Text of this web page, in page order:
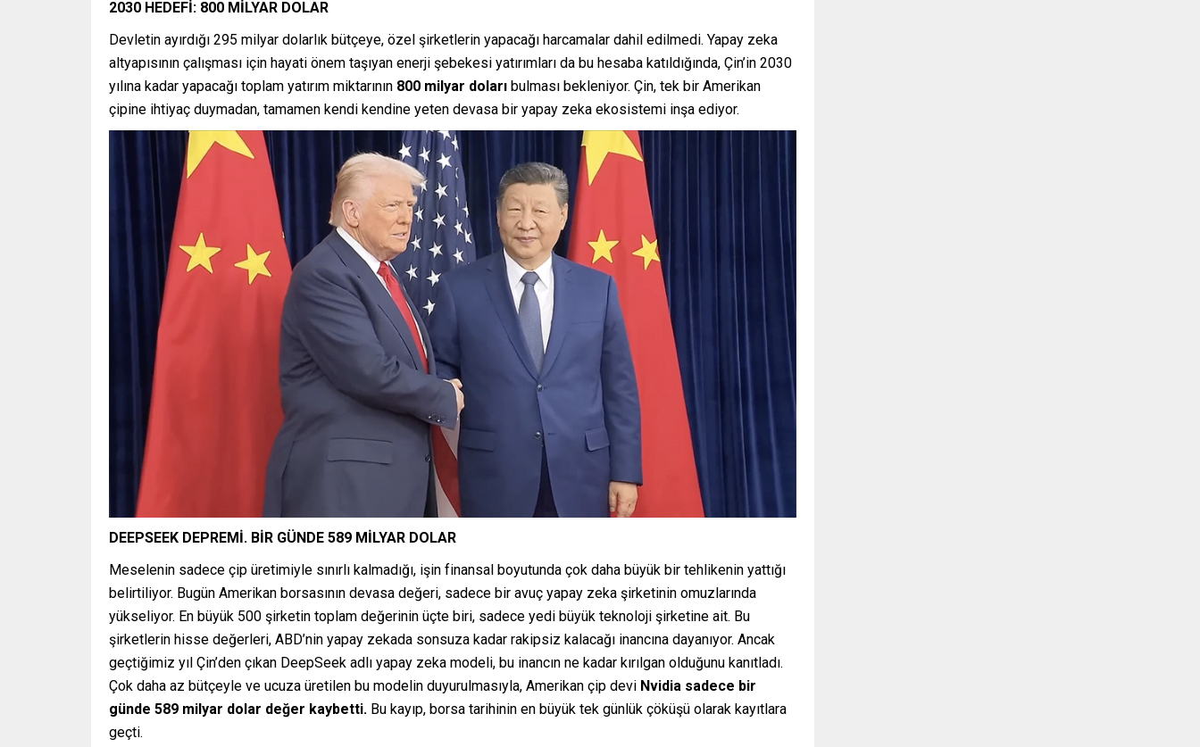
2030 HEDEFİ: 800 MİLYAR DOLAR
Devletin ayırdığı 295 milyar dolarlık bütçeye, özel şirketlerin yapacağı harcamalar dahil edilmedi. Yapay zeka
altyapısının çalışması için hayati önem taşıyan enerji şebekesi yatırımları da bu hesaba katıldığında, Çin’in 2030
yılına kadar yapacağı toplam yatırım miktarının 800 milyar doları bulması bekleniyor. Çin, tek bir Amerikan
çipine ihtiyaç duymadan, tamamen kendi kendine yeten devasa bir yapay zeka ekosistemi inşa ediyor.
DEEPSEEK DEPREMİ. BİR GÜNDE 589 MİLYAR DOLAR
Meselenin sadece çip üretimiyle sınırlı kalmadığı, işin finansal boyutunda çok daha büyük bir tehlikenin yattığı
belirtiliyor. Bugün Amerikan borsasının devasa değeri, sadece bir avuç yapay zeka şirketinin omuzlarında
yükseliyor. En büyük 500 şirketin toplam değerinin üçte biri, sadece yedi büyük teknoloji şirketine ait. Bu
şirketlerin hisse değerleri, ABD’nin yapay zekada sonsuza kadar rakipsiz kalacağı inancına dayanıyor. Ancak
geçtiğimiz yıl Çin’den çıkan DeepSeek adlı yapay zeka modeli, bu inancın ne kadar kırılgan olduğunu kanıtladı.
Çok daha az bütçeyle ve ucuza üretilen bu modelin duyurulmasıyla, Amerikan çip devi Nvidia sadece bir
günde 589 milyar dolar değer kaybetti. Bu kayıp, borsa tarihinin en büyük tek günlük çöküşü olarak kayıtlara
geçti.